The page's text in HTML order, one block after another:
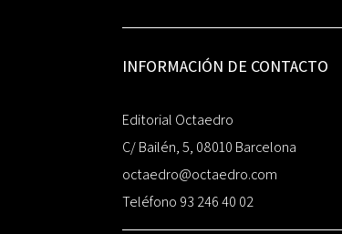
INFORMACIÓN DE CONTACTO
Editorial Octaedro
C/ Bailén, 5, 08010 Barcelona
octaedro@octaedro.com
Teléfono 93 246 40 02